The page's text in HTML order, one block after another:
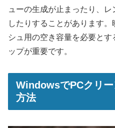
ューの生成が止まったり、
したりすることがあります
シュ用の空き容量を必要と
ップが重要です。
WindowsでPCクリ
方法